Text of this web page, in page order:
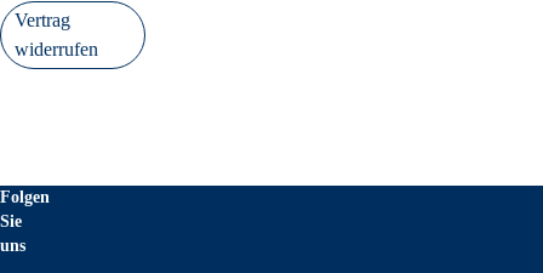
Vertrag
widerrufen
Folgen
Sie
uns